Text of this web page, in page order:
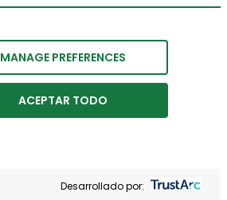
MANAGE PREFERENCES
ACEPTAR TODO
Desarrollado por: